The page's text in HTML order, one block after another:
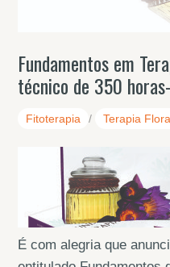
Fundamentos em
técnico de 350
Fitoterapia / Terapia
É com alegria que